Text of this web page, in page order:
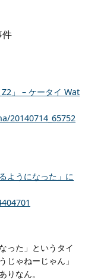
件
」 – ケータイ Wat
20140714_65752
ようになった」に
った」というタイ
じゃねーじゃん」
りなん。